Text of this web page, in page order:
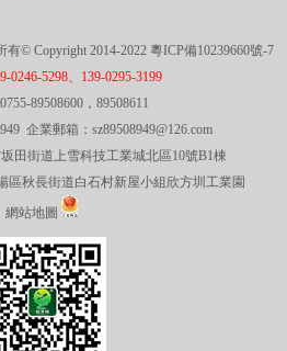
© Copyright 2014-2022 粵ICP備10239660號-7
0246-5298、139-0295-3199
89508600，89508611
企業郵箱：sz89508949@126.com
田街道上雪科技工業城北區10號B1棟
區秋長街道白石村新屋小組欣方圳工業園
網站地圖